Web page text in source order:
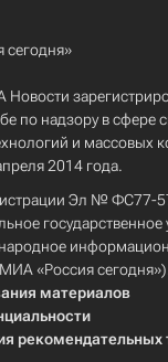
Новости
по надзору в сфере
и массовых
2014 года.
Эл № ФС77-
государственное
«Россия сегодня»).
материалов
рекомендательных